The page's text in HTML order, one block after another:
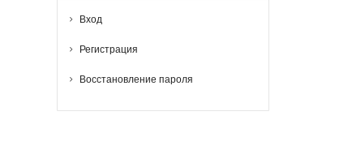
Вход
Регистрация
Восстановление пароля